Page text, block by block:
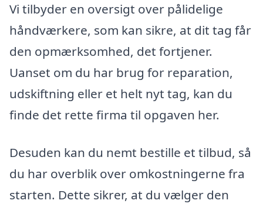
Vi tilbyder en oversigt over pålidelige
håndværkere, som kan sikre, at dit tag får
den opmærksomhed, det fortjener.
Uanset om du har brug for reparation,
udskiftning eller et helt nyt tag, kan du
finde det rette firma til opgaven her.
Desuden kan du nemt bestille et tilbud, så
du har overblik over omkostningerne fra
starten. Dette sikrer, at du vælger den